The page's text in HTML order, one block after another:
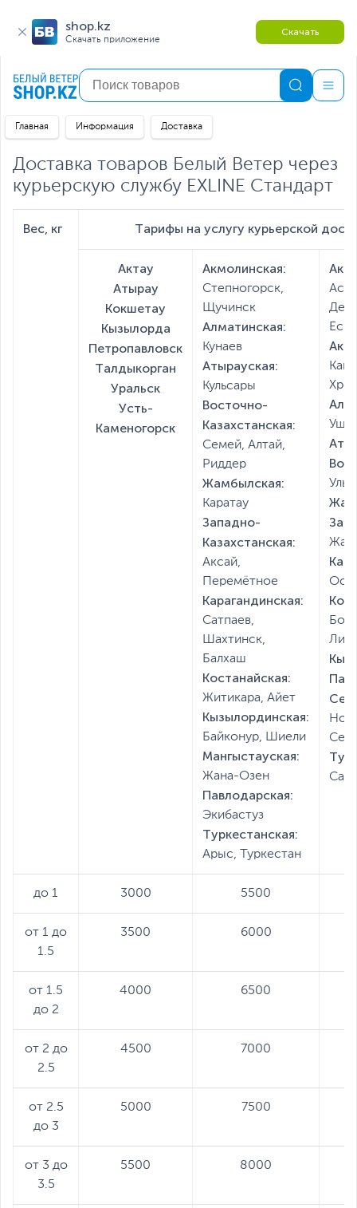
shop.kz
Скачать приложение
Скачать
Главная Информация Доставка
Доставка товаров Белый Ветер через
курьерскую службу EXLINE Стандарт
Вес, кг Тарифы на услугу курьерской
Актау
Атырау
Кокшетау
Кызылорда
Петропавловск
Талдыкорган
Уральск
Усть-
Каменогорск
Акмолинская:
Степногорск,
Щучинск
Алматинская:
Кунаев
Атырауская:
Кульсары
Восточно-
Казахстанская:
Семей, Алтай,
Риддер
Жамбылская:
Каратау
Западно-
Казахстанская:
Аксай,
Перемётное
Карагандинская:
Сатпаев,
Шахтинск,
Балхаш
Костанайская:
Житикара, Айет
Кызылординская:
Байконур, Шиели
Мангыстауская:
Жана-Озен
Павлодарская:
Экибастуз
Туркестанская:
Арыс, Туркестан
до 1 3000 5500
от 1 до
1.5
3500 6000
от 1.5
до 2
4000 6500
от 2 до
2.5
4500 7000
от 2.5
до 3
5000 7500
от 3 до
3.5
5500 8000